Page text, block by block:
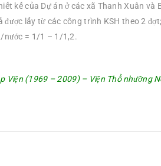
của Dự án ở các xã Thanh Xuân và
lấy từ các công trình KSH theo 2
nước = 1/1 – 1/1,2.
Viện (1969 – 2009) – Viện Thổ nhưỡng